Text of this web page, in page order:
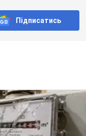
Підписатись